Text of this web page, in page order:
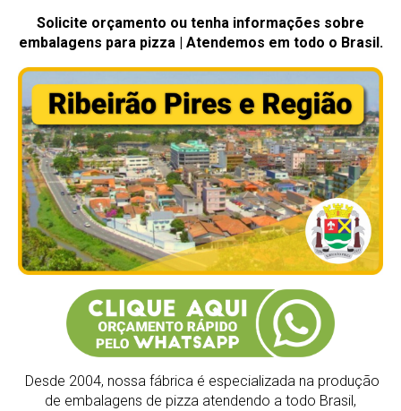
Solicite orçamento ou tenha informações sobre
embalagens para pizza | Atendemos em todo o Brasil.
Desde 2004, nossa fábrica é especializada na produção
de embalagens de pizza atendendo a todo Brasil,